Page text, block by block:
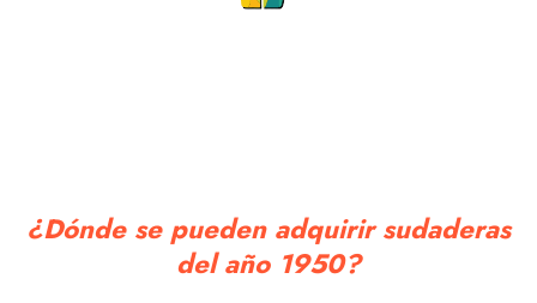
¿Dónde se pueden adquirir sudaderas
del año 1950?